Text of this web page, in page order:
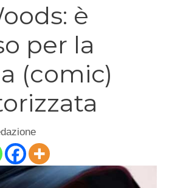
è
per la
(comic)